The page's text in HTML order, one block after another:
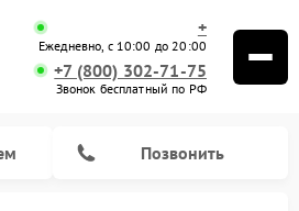
+
Ежедневно, с 10:00 до 20:00
+7 (800) 302-71-75
Звонок бесплатный по РФ
Позвонить